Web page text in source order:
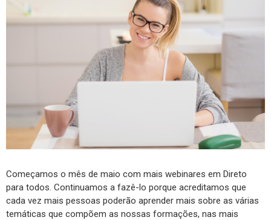
Começamos o mês de maio com mais webinares em Direto
para todos. Continuamos a fazê-lo porque acreditamos que
cada vez mais pessoas poderão aprender mais sobre as várias
temáticas que compõem as nossas formações, nas mais